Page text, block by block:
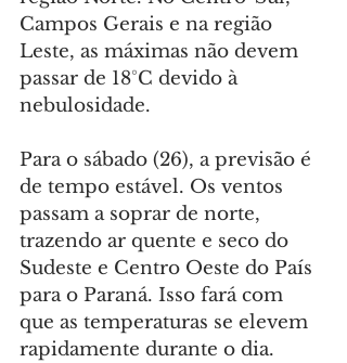
Campos Gerais e na região
Leste, as máximas não devem
passar de 18°C devido à
nebulosidade.
Para o sábado (26), a previsão é
de tempo estável. Os ventos
passam a soprar de norte,
trazendo ar quente e seco do
Sudeste e Centro Oeste do País
para o Paraná. Isso fará com
que as temperaturas se elevem
rapidamente durante o dia.